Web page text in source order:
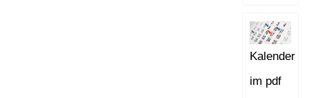
Kalender
im pdf